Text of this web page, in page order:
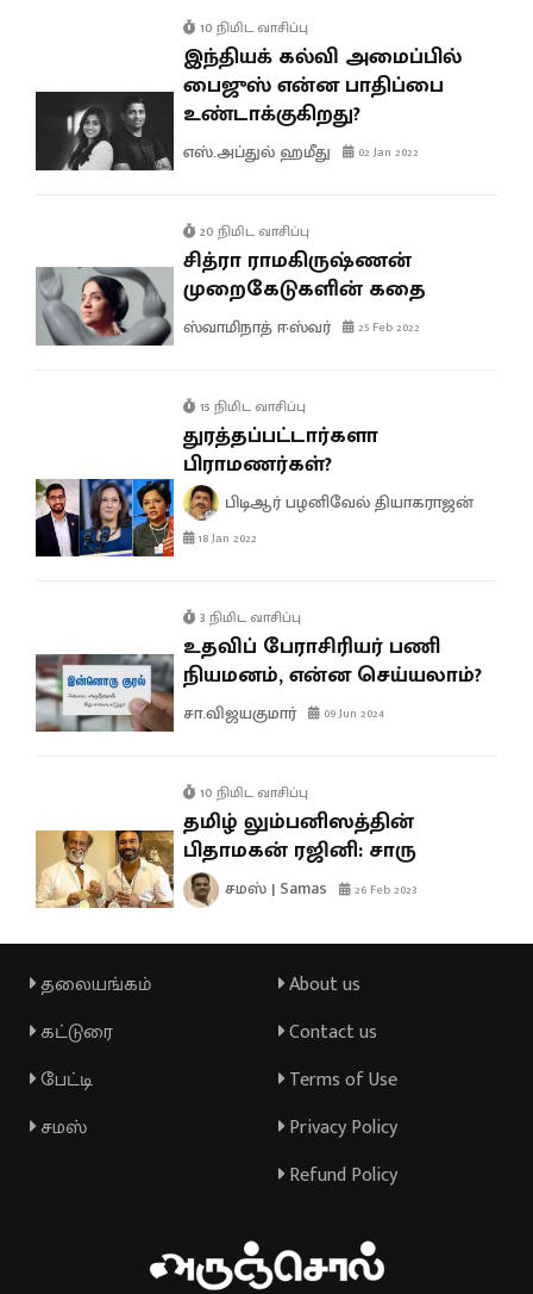
10 நிமிட வாசிப்பு
இந்தியக் கல்வி அமைப்பில்
பைஜுஸ் என்ன பாதிப்பை
உண்டாக்குகிறது?
எஸ்.அப்துல் ஹமீது 02 Jan 2022
20 நிமிட வாசிப்பு
சித்ரா ராமகிருஷ்ணன்
முறைகேடுகளின் கதை
ஸ்வாமிநாத் ஈஸ்வர் 25 Feb 2022
15 நிமிட வாசிப்பு
துரத்தப்பட்டார்களா
பிராமணர்கள்?
பிடிஆர் பழனிவேல் தியாகராஜன்
18 Jan 2022
3 நிமிட வாசிப்பு
உதவிப் பேராசிரியர் பணி
நியமனம், என்ன செய்யலாம்?
சா.விஜயகுமார் 09 Jun 2024
10 நிமிட வாசிப்பு
தமிழ் லும்பனிஸத்தின்
பிதாமகன் ரஜினி: சாரு
சமஸ் | Samas 26 Feb 2023
தலையங்கம்
கட்டுரை
பேட்டி
சமஸ்
About us
Contact us
Terms of Use
Privacy Policy
Refund Policy